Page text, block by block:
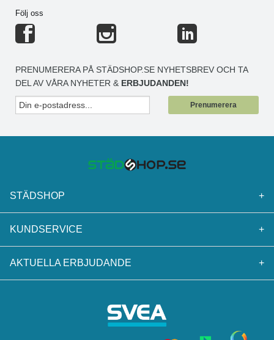
Följ oss
PRENUMERERA PÅ STÄDSHOP.SE NYHETSBREV OCH TA
DEL AV VÅRA NYHETER & ERBJUDANDEN!
Prenumerera
STÄDSHOP +
KUNDSERVICE +
AKTUELLA ERBJUDANDE +